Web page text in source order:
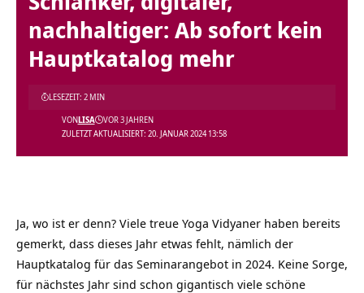
nachhaltiger: Ab sofort kein
Hauptkatalog mehr
ZULETZT AKTUALISIERT: 20. JANUAR 2024 13:58
VONLISA VOR 3 JAHREN
LESEZEIT: 2 MIN
Ja, wo ist er denn? Viele treue Yoga Vidyaner haben bereits
gemerkt, dass dieses Jahr etwas fehlt, nämlich der
Hauptkatalog für das Seminarangebot in 2024. Keine Sorge,
für nächstes Jahr sind schon gigantisch viele schöne